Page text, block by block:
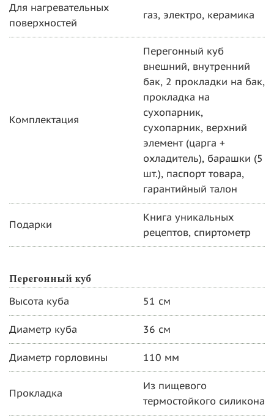
Для нагревательных
поверхностей
газ, электро, керамика
Комплектация
Перегонный куб
внешний, внутренний
бак, 2 прокладки на бак,
прокладка на
сухопарник,
сухопарник, верхний
элемент (царга +
охладитель), барашки (5
шт.), паспорт товара,
гарантийный талон
Подарки
Книга уникальных
рецептов, спиртометр
Перегонный куб
Высота куба 51 см
Диаметр куба 36 см
Диаметр горловины 110 мм
Прокладка
Из пищевого
термостойкого силикона